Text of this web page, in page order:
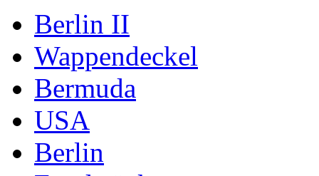
Berlin II
Wappendeckel
Bermuda
USA
Berlin